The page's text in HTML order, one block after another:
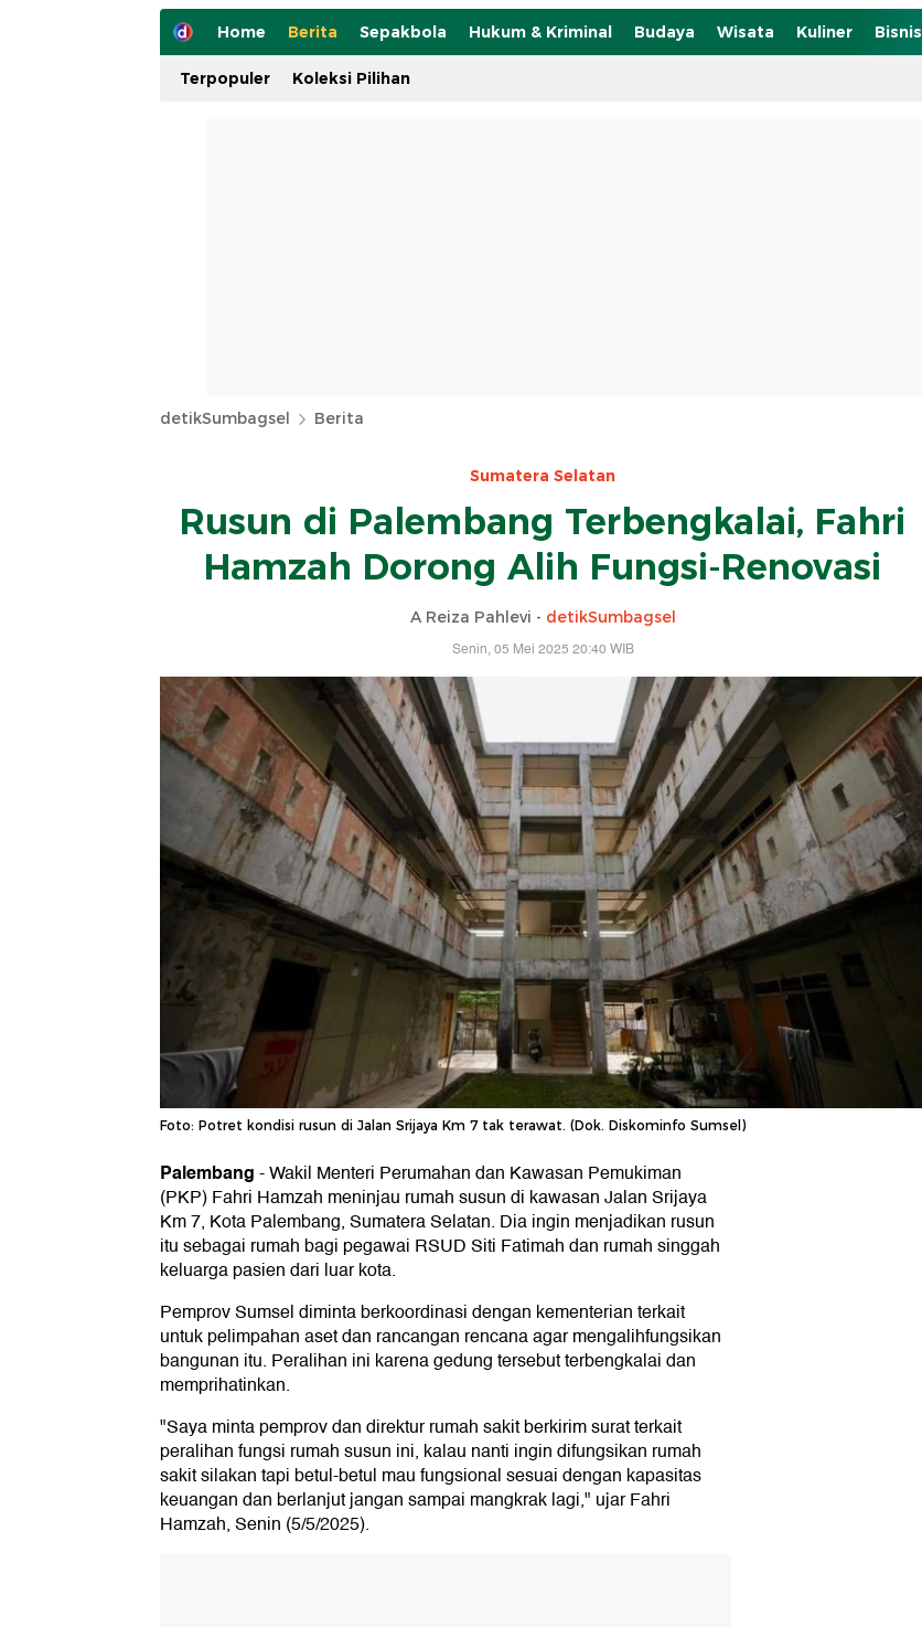
Home Berita Sepakbola Hukum & Kriminal Budaya Wisata Kuliner Bisnis
Terpopuler Koleksi Pilihan
detikSumbagsel Berita
Sumatera Selatan
Rusun di Palembang Terbengkalai, Fahri
Hamzah Dorong Alih Fungsi-Renovasi
A Reiza Pahlevi - detikSumbagsel
Senin, 05 Mei 2025 20:40 WIB
Foto: Potret kondisi rusun di Jalan Srijaya Km 7 tak terawat. (Dok. Diskominfo Sumsel)
Palembang-Wakil Menteri Perumahan dan Kawasan Pemukiman
(PKP) Fahri Hamzah meninjau rumah susun di kawasan Jalan Srijaya
Km 7, Kota Palembang, Sumatera Selatan. Dia ingin menjadikan rusun
itu sebagai rumah bagi pegawai RSUD Siti Fatimah dan rumah singgah
keluarga pasien dari luar kota.
Pemprov Sumsel diminta berkoordinasi dengan kementerian terkait
untuk pelimpahan aset dan rancangan rencana agar mengalihfungsikan
bangunan itu. Peralihan ini karena gedung tersebut terbengkalai dan
memprihatinkan.
"Saya minta pemprov dan direktur rumah sakit berkirim surat terkait
peralihan fungsi rumah susun ini, kalau nanti ingin difungsikan rumah
sakit silakan tapi betul-betul mau fungsional sesuai dengan kapasitas
keuangan dan berlanjut jangan sampai mangkrak lagi," ujar Fahri
Hamzah, Senin (5/5/2025).